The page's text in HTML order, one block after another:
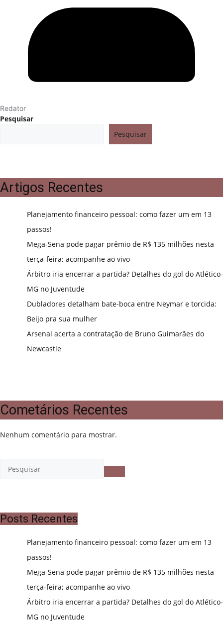
Redator
Pesquisar
Pesquisar
Artigos Recentes
Planejamento financeiro pessoal: como fazer um em 13
passos!
Mega-Sena pode pagar prêmio de R$ 135 milhões nesta
terça-feira; acompanhe ao vivo
Árbitro iria encerrar a partida? Detalhes do gol do Atlético-
MG no Juventude
Dubladores detalham bate-boca entre Neymar e torcida:
Beijo pra sua mulher
Arsenal acerta a contratação de Bruno Guimarães do
Newcastle
Cometários Recentes
Nenhum comentário para mostrar.
Posts Recentes
Planejamento financeiro pessoal: como fazer um em 13
passos!
Mega-Sena pode pagar prêmio de R$ 135 milhões nesta
terça-feira; acompanhe ao vivo
Árbitro iria encerrar a partida? Detalhes do gol do Atlético-
MG no Juventude